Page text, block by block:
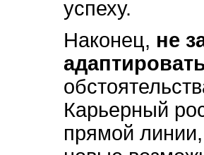
успеху.
Наконец, не
Карьерный
прямой линии,